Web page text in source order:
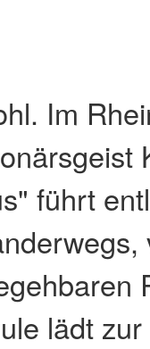
Im
führt
lädt